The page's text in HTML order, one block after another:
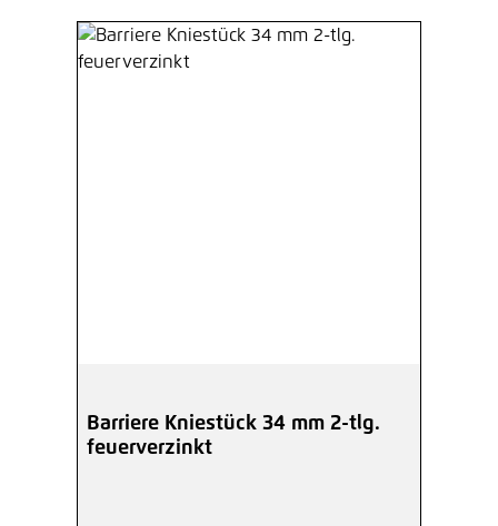
Barriere Kniestück 34 mm 2-tlg.
feuerverzinkt